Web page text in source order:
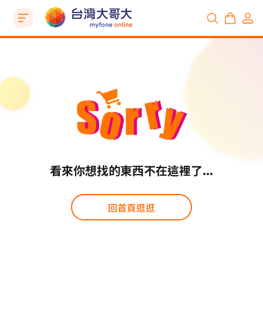
看來你想找的東西不在這裡了...
回首頁逛逛